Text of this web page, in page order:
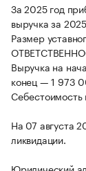
За 2025 год
выручка за
Размер
Выручка на
конец — 1 973
На 07 августа
ликвидации.